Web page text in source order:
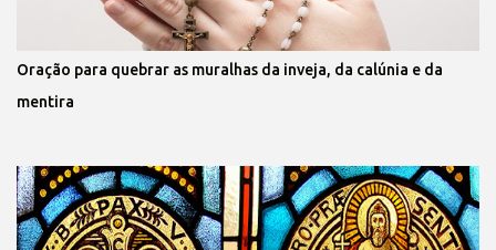
Oração para quebrar as muralhas da inveja, da calúnia e da
mentira